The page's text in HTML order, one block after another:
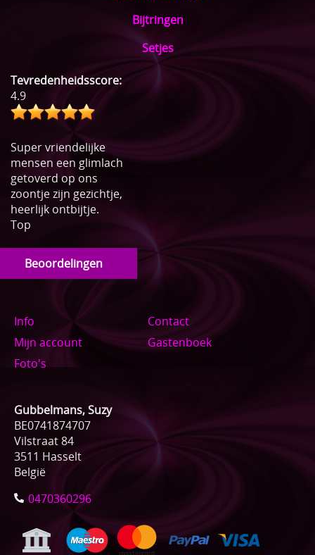
Bijtringen
Setjes
Tevredenheidsscore:
4.9
Super vriendelijke
mensen een glimlach
getoverd op ons
zoontje zijn gezichtje,
heerlijk ontbijtje.
Top
Beoordelingen
Info
Contact
Mijn account
Gastenboek
Foto's
Gubbelmans, Suzy
BE0741874707
Vilstraat 84
3511 Hasselt
België
0470360296